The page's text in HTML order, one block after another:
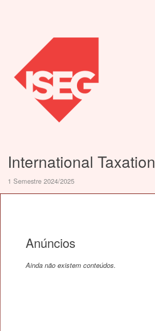
International Taxation
1 Semestre 2024/2025
Anúncios
Ainda não existem conteúdos.